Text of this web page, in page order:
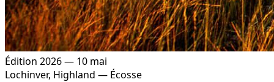
Édition 2026 — 10 mai
Lochinver, Highland — Écosse